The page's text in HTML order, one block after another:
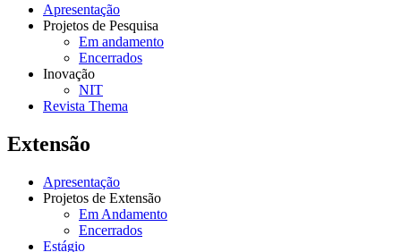
Apresentação
Projetos de Pesquisa
Em andamento
Encerrados
Inovação
NIT
Revista Thema
Extensão
Apresentação
Projetos de Extensão
Em Andamento
Encerrados
Estágio